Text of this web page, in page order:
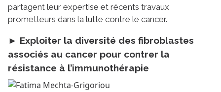
partagent leur expertise et récents travaux
prometteurs dans la lutte contre le cancer.
► Exploiter la diversité des fibroblastes
associés au cancer pour contrer la
résistance à l’immunothérapie